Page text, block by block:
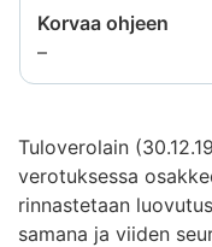
Korvaa ohjeen
–Tietoa
ei
Tuloverolain
verotuksessa
rinnastetaan
samana ja viiden